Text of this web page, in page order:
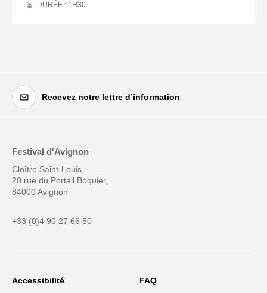
DURÉE : 1 H30
Recevez notre lettre d’information
Festival d'Avignon
Cloître Saint-Louis,
20 rue du Portail Boquier,
84000 Avignon
+33 (0)4 90 27 66 50
Accessibilité FAQ